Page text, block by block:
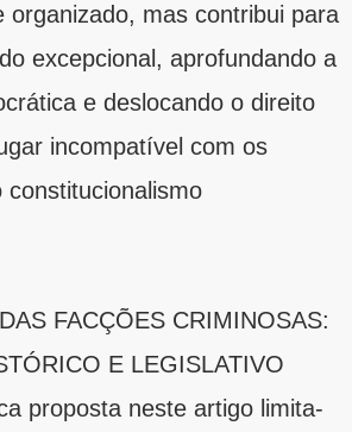
organizado, mas contribui para
excepcional, aprofundando a
e deslocando o direito
incompatível com os
FACÇÕES CRIMINOSAS:
E LEGISLATIVO
proposta neste artigo limita-